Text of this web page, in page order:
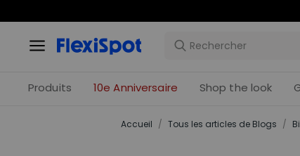
Produits 10e Anniversaire Shop the look
Accueil / Tous les articles de Blogs /